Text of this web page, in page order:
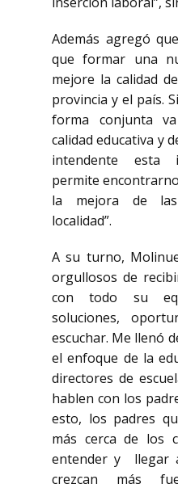
Además agregó
que formar una
mejore la calidad
provincia y el país.
forma conjunta
calidad educativa y
intendente esta
permite
la mejora de
localidad”.
A su turno,
orgullosos de
con todo su
soluciones,
escuchar. Me llenó
el enfoque de la
directores de
hablen con los
esto, los padres
más cerca de los
entender y llegar
crezcan más